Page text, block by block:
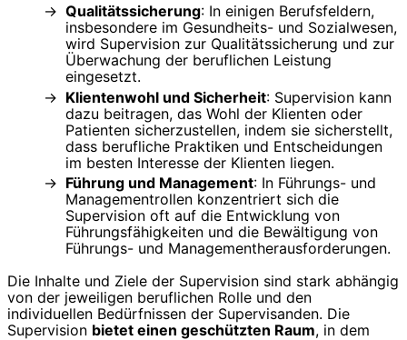
Qualitätssicherung: In einigen Berufsfeldern,
insbesondere im Gesundheits- und Sozialwesen,
wird Supervision zur Qualitätssicherung und zur
Überwachung der beruflichen Leistung
eingesetzt.
Klientenwohl und Sicherheit: Supervision kann
dazu beitragen, das Wohl der Klienten oder
Patienten sicherzustellen, indem sie sicherstellt,
dass berufliche Praktiken und Entscheidungen
im besten Interesse der Klienten liegen.
Führung und Management: In Führungs- und
Managementrollen konzentriert sich die
Supervision oft auf die Entwicklung von
Führungsfähigkeiten und die Bewältigung von
Führungs- und Managementherausforderungen.
Die Inhalte und Ziele der Supervision sind stark abhängig
von der jeweiligen beruflichen Rolle und den
individuellen Bedürfnissen der Supervisanden. Die
Supervision bietet einen geschützten Raum, in dem